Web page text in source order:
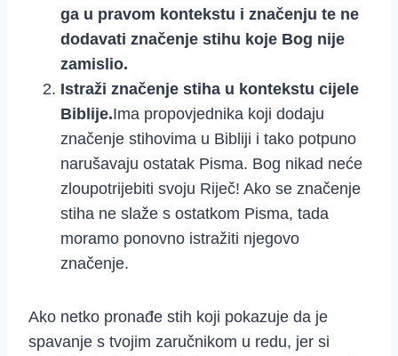
ga u pravom kontekstu i značenju te ne
dodavati značenje stihu koje Bog nije
zamislio.
Istraži značenje stiha u kontekstu cijele
Biblije.Ima propovjednika koji dodaju
značenje stihovima u Bibliji i tako potpuno
narušavaju ostatak Pisma. Bog nikad neće
zloupotrijebiti svoju Riječ! Ako se značenje
stiha ne slaže s ostatkom Pisma, tada
moramo ponovno istražiti njegovo
značenje.
Ako netko pronađe stih koji pokazuje da je
spavanje s tvojim zaručnikom u redu, jer si